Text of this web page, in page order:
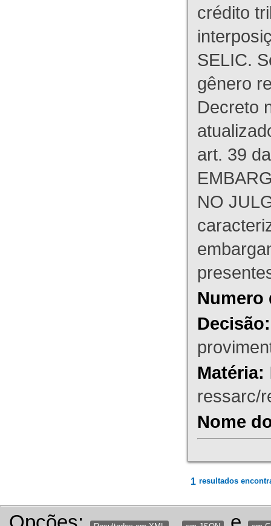
crédito
SELIC.
gênero
Decreto
art. 39
NO
Numero
Decisão:
Matéria:
ressarc/
Nome
1 resultados